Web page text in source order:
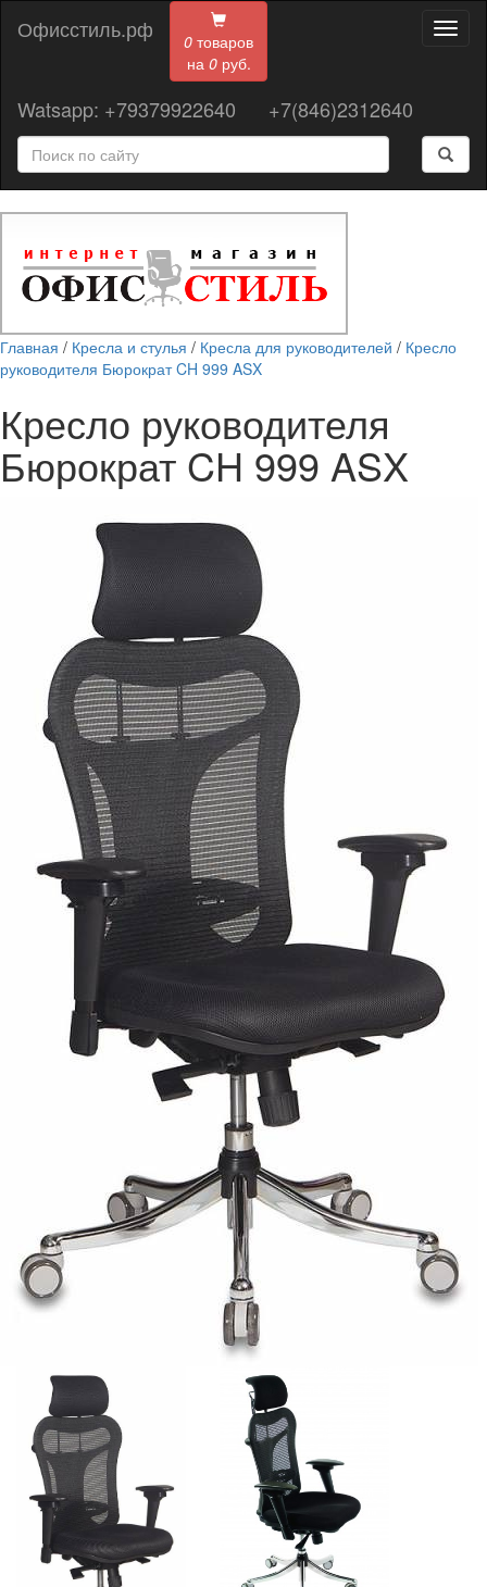
0 товаров
на 0руб.
Офисстиль.рф
Watsapp: +79379922640 +7(846)2312640
Главная / Кресла и стулья / Кресла для руководителей / Кресло
руководителя Бюрократ CH 999 ASX
Кресло руководителя
Бюрократ CH 999 ASX